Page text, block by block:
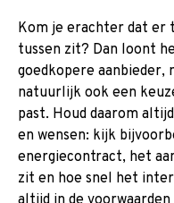
Kom je erachter dat er
tussen zit? Dan loont
goedkopere aanbieder,
natuurlijk ook een
past. Houd daarom
en wensen: kijk
energiecontract, het
zit en hoe snel het